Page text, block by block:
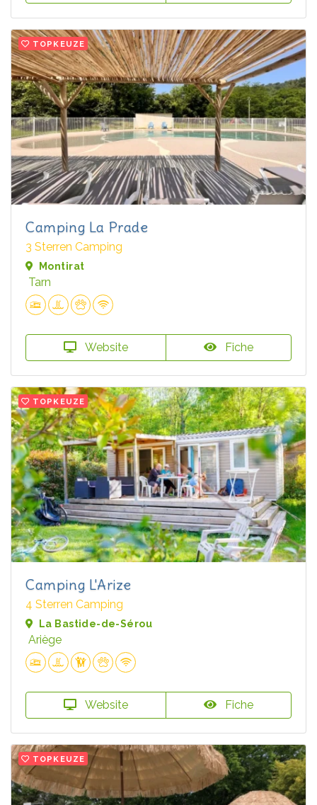
TOPKEUZE
Camping La Prade
3 Sterren Camping
Montirat
Tarn
Website Fiche
TOPKEUZE
Camping L'Arize
4 Sterren Camping
La Bastide-de-Sérou
Ariège
Website Fiche
TOPKEUZE